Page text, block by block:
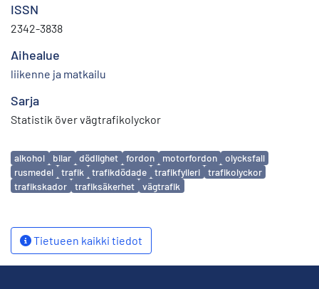
ISSN
2342-3838
Aihealue
liikenne ja matkailu
Sarja
Statistik över vägtrafikolyckor
Avainsanat
alkohol bilar dödlighet fordon motorfordon
olycksfall
rusmedel
trafik trafikdödade trafikfylleri
trafikolyckor
trafikskador
trafiksäkerhet vägtrafik
Tietueen kaikki tiedot